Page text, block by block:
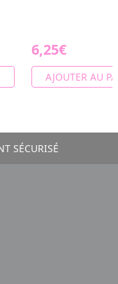
6,25€
AJOUTER AU
SÉCURISÉ